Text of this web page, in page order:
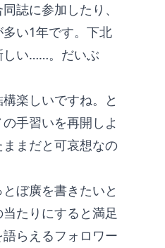
誌に参加したり、
い1年です。下北
しい……。だいぶ
楽しいですね。と
手習いを再開しよ
まだと可哀想なの
ぼ廣を書きたいと
たりにすると満足
らえるフォロワー